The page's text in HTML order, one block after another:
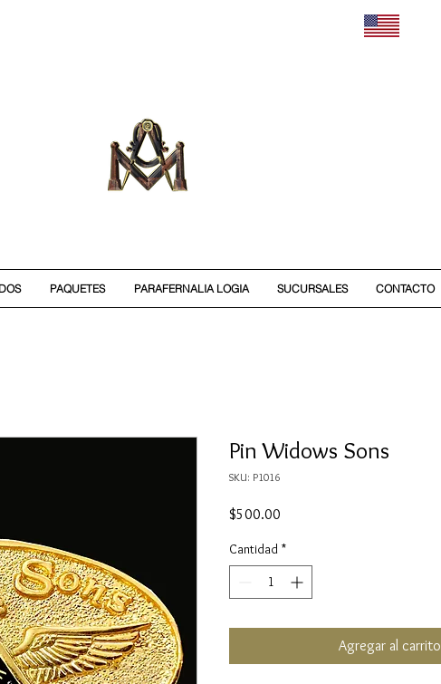
PAQUETES PARAFERNALIA LOGIA SUCURSALES CONTACTO
Pin Widows Sons
SKU: P1016
$500.00
Cantidad *
Agregar al carrito